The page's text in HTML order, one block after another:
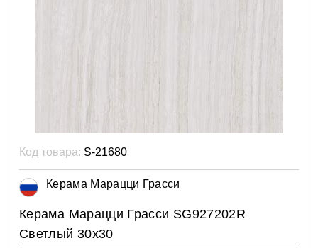
Код товара: S-21680
Керама Марацци Грасси
Керама Марацци Грасси SG927202R
Светлый 30х30